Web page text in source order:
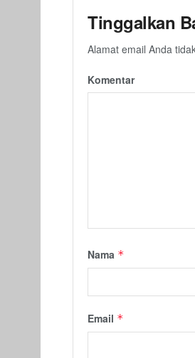
Tinggalkan
Alamat email Anda
Komentar
Nama *
Email *